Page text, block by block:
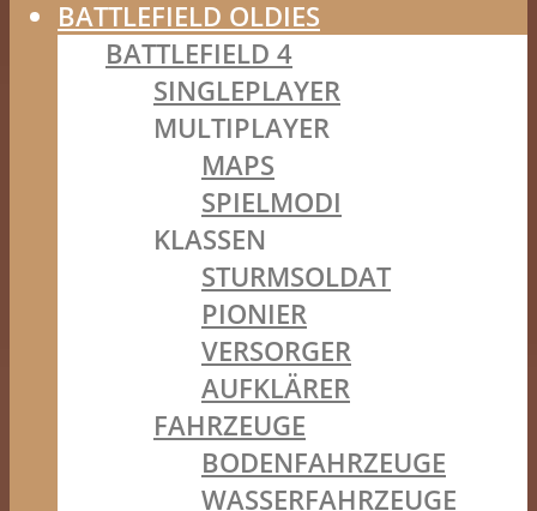
BATTLEFIELD OLDIES
BATTLEFIELD 4
SINGLEPLAYER
MULTIPLAYER
MAPS
SPIELMODI
KLASSEN
STURMSOLDAT
PIONIER
VERSORGER
AUFKLÄRER
FAHRZEUGE
BODENFAHRZEUGE
WASSERFAHRZEUGE